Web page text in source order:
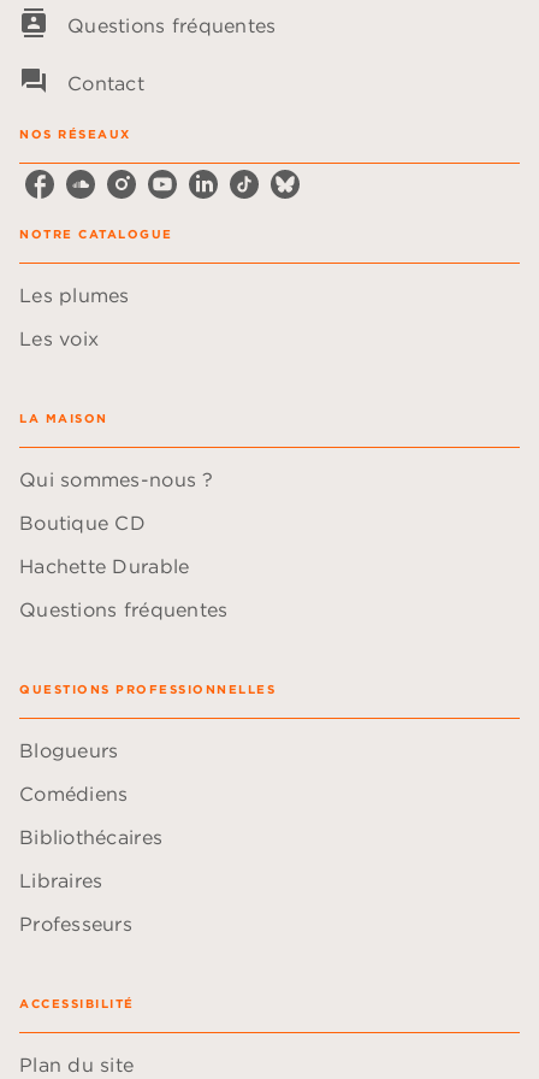
contacts Questions fréquentes
question_answer Contact
NOS RÉSEAUX
NOTRE CATALOGUE
Les plumes
Les voix
LA MAISON
Qui sommes-nous ?
Boutique CD
Hachette Durable
Questions fréquentes
QUESTIONS PROFESSIONNELLES
Blogueurs
Comédiens
Bibliothécaires
Libraires
Professeurs
ACCESSIBILITÉ
Plan du site